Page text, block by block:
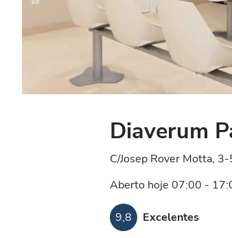
Diaverum
C/Josep Rover Motta,
Aberto hoje 07:00 -
9,8 Excelentes